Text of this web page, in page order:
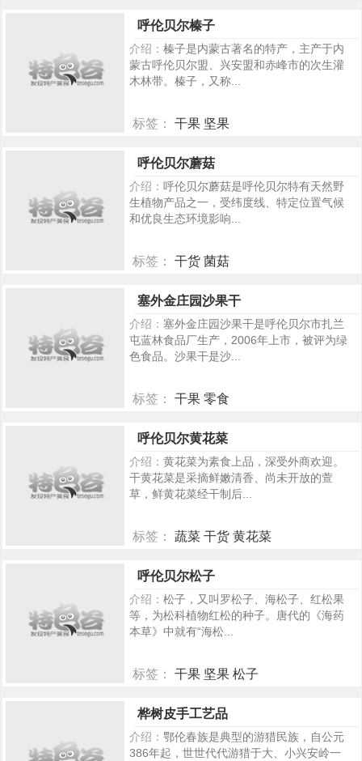
呼伦贝尔榛子
介绍： 榛子是内蒙古著名的特产，主产于内
蒙古呼伦贝尔盟、兴安盟和赤峰市的次生灌
木林带。榛子，又称...
标签： 干果 坚果
呼伦贝尔蘑菇
介绍： 呼伦贝尔蘑菇是呼伦贝尔特有天然野
生植物产品之一，受纬度线、特定位置气候
和优良生态环境影响...
标签： 干货 菌菇
塞外金庄园沙果干
介绍： 塞外金庄园沙果干是呼伦贝尔市扎兰
屯蓝林食品厂生产，2006年上市，被评为绿
色食品。沙果干是沙...
标签： 干果 零食
呼伦贝尔黄花菜
介绍： 黄花菜为素食上品，深受外商欢迎。
干黄花菜是采摘鲜嫩清香、尚未开放的萱
草，鲜黄花菜经干制后...
标签： 蔬菜 干货 黄花菜
呼伦贝尔松子
介绍： 松子，又叫罗松子、海松子、红松果
等，为松科植物红松的种子。唐代的《海药
本草》中就有“海松...
标签： 干果 坚果 松子
桦树皮手工艺品
介绍： 鄂伦春族是典型的游猎民族，自公元
386年起，世世代代游猎于大、小兴安岭一